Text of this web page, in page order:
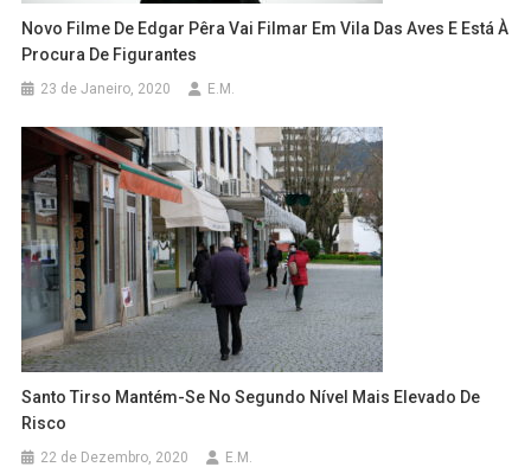
Novo Filme De Edgar Pêra Vai Filmar Em Vila Das Aves E Está À
Procura De Figurantes
23 de Janeiro, 2020 E.M.
Santo Tirso Mantém-Se No Segundo Nível Mais Elevado De
Risco
22 de Dezembro, 2020 E.M.